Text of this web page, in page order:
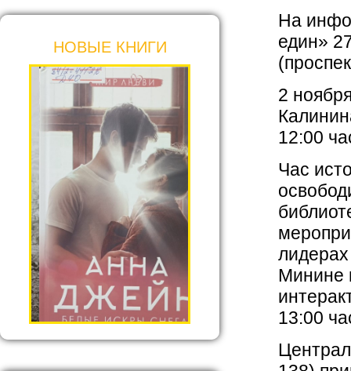
НОВЫЕ КНИГИ
На
един»
2
12:00
Час
лидерах
Минине
13:00